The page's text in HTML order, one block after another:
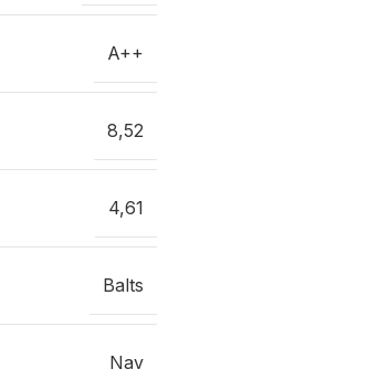
A++
8,52
4,61
Balts
Nav